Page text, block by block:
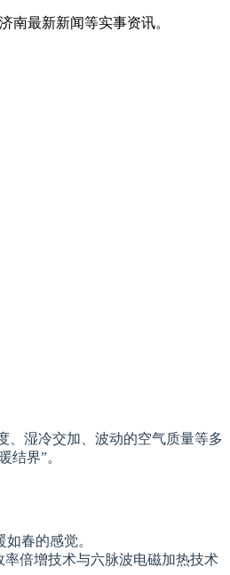
南最新新闻等实事资讯。
、湿冷交加、波动的空气质量等多
结界”。
春的感觉。
倍增技术与六脉波电磁加热技术